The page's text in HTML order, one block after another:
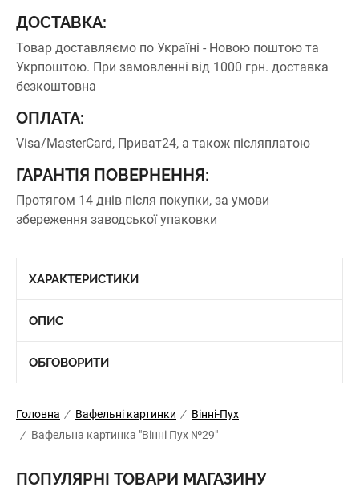
ДОСТАВКА:
Товар доставляємо по Україні - Новою поштою та
Укрпоштою. При замовленні від 1000 грн. доставка
безкоштовна
ОПЛАТА:
Visa/MasterCard, Приват24, а також післяплатою
ГАРАНТІЯ ПОВЕРНЕННЯ:
Протягом 14 днів після покупки, за умови
збереження заводської упаковки
ХАРАКТЕРИСТИКИ
ОПИС
ОБГОВОРИТИ
Головна / Вафельні картинки / Вінні-Пух
/ Вафельна картинка "Вінні Пух №29"
ПОПУЛЯРНІ ТОВАРИ МАГАЗИНУ